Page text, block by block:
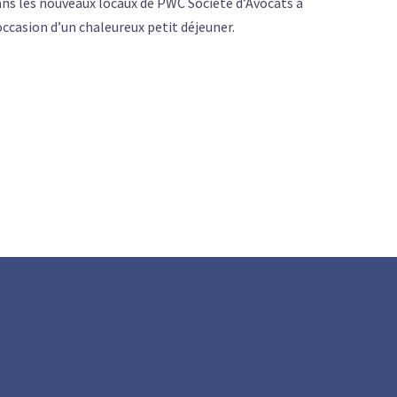
d’un chaleureux petit déjeuner.